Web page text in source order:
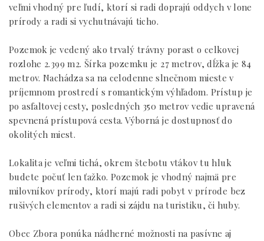
veľmi vhodný pre ľudí, ktorí si radi doprajú oddych v lone
prírody a radi si vychutnávajú ticho.
Pozemok je vedený ako trvalý trávny porast o celkovej
rozlohe 2.399 m2. Šírka pozemku je 27 metrov, dĺžka je 84
metrov. Nachádza sa na celodenne slnečnom mieste v
príjemnom prostredí s romantickým výhľadom. Prístup je
po asfaltovej cesty, posledných 350 metrov vedie upravená
spevnená prístupová cesta. Výborná je dostupnosť do
okolitých miest.
Lokalita je veľmi tichá, okrem štebotu vtákov tu hluk
budete počuť len ťažko. Pozemok je vhodný najmä pre
milovníkov prírody, ktorí majú radi pobyt v prírode bez
rušivých elementov a radi si zájdu na turistiku, či huby.
Obec Zbora ponúka nádherné možnosti na pasívne aj